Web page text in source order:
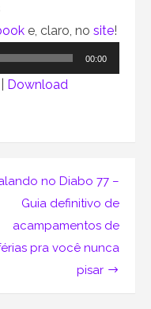
e, claro, no site!
00:00
Download
no Diabo 77 –
Guia definitivo de
acampamentos de
pra você nunca
pisar